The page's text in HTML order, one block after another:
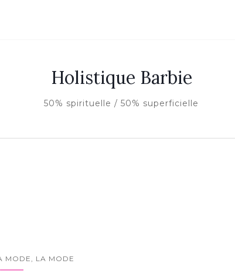
Holistique Barbie
50% spirituelle / 50% superficielle
MODE, LA MODE